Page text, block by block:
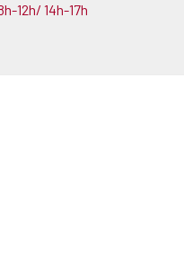
12h/ 14h-17h